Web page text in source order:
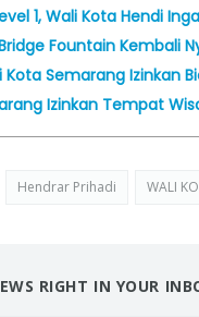
1, Wali Kota Hendi
Fountain Kembali
Kota Semarang Izinkan
Izinkan Tempat
Hendrar Prihadi WALI
RIGHT IN YOUR